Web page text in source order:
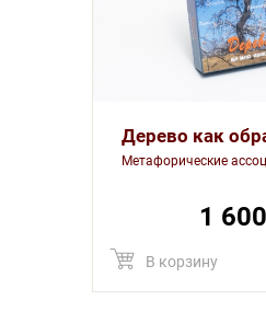
Дерево как
Метафорические
1 600
В корзину